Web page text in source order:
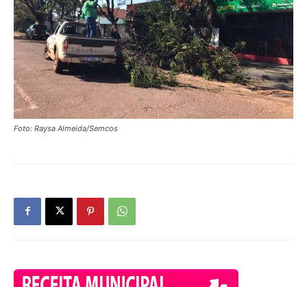
Foto: Raysa Almeida/Semcos